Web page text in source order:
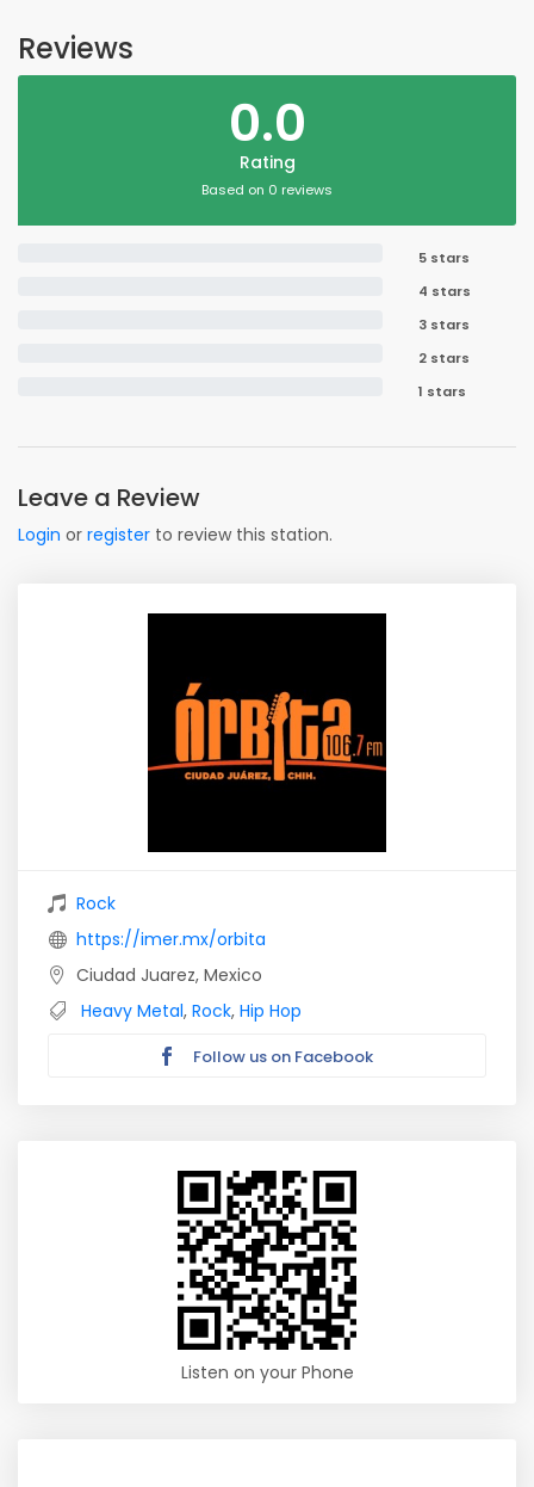
Reviews
0.0
Rating
Based on 0 reviews
5 stars
4 stars
3 stars
2 stars
1 stars
Leave a Review
Login or register to review this station.
Rock
https://imer.mx/orbita
Ciudad Juarez, Mexico
Heavy Metal, Rock, Hip Hop
Follow us on Facebook
Listen on your Phone